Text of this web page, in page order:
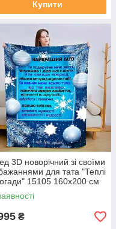
Купити
3D новорічний зі своїми
для тата "Теплі
15105 160х200 см
₴